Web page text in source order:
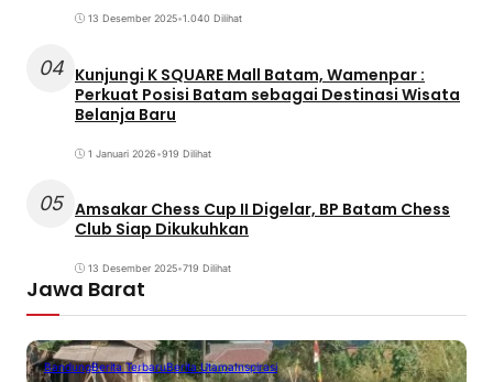
13 Desember 2025•1.040 Dilihat
04 Kunjungi K SQUARE Mall Batam, Wamenpar :
Perkuat Posisi Batam sebagai Destinasi Wisata
Belanja Baru
1 Januari 2026•919 Dilihat
05 Amsakar Chess Cup II Digelar, BP Batam Chess
Club Siap Dikukuhkan
13 Desember 2025•719 Dilihat
Jawa Barat
BandungBerita TerbaruBerita UtamaInspirasi